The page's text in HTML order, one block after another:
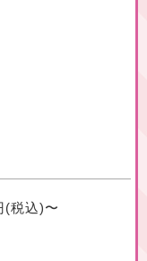
(税込)〜